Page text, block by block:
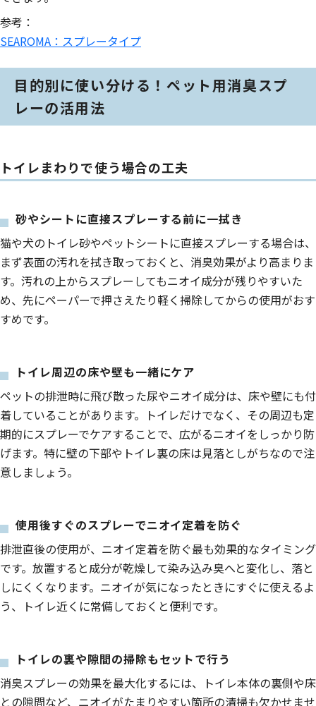
参考：
SEAROMA：スプレータイプ
目的別に使い分ける！ペット用消臭スプ
レーの活用法
トイレまわりで使う場合の工夫
砂やシートに直接スプレーする前に一拭き
猫や犬のトイレ砂やペットシートに直接スプレーする場合は、
まず表面の汚れを拭き取っておくと、消臭効果がより高まりま
す。汚れの上からスプレーしてもニオイ成分が残りやすいた
め、先にペーパーで押さえたり軽く掃除してからの使用がおす
すめです。
トイレ周辺の床や壁も一緒にケア
ペットの排泄時に飛び散った尿やニオイ成分は、床や壁にも付
着していることがあります。トイレだけでなく、その周辺も定
期的にスプレーでケアすることで、広がるニオイをしっかり防
げます。特に壁の下部やトイレ裏の床は見落としがちなので注
意しましょう。
使用後すぐのスプレーでニオイ定着を防ぐ
排泄直後の使用が、ニオイ定着を防ぐ最も効果的なタイミング
です。放置すると成分が乾燥して染み込み臭へと変化し、落と
しにくくなります。ニオイが気になったときにすぐに使えるよ
う、トイレ近くに常備しておくと便利です。
トイレの裏や隙間の掃除もセットで行う
消臭スプレーの効果を最大化するには、トイレ本体の裏側や床
との隙間など、ニオイがたまりやすい箇所の清掃も欠かせませ